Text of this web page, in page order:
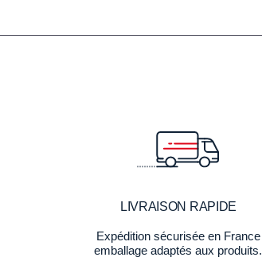
LIVRAISON RAPIDE
Expédition sécurisée en France
emballage adaptés aux produits.